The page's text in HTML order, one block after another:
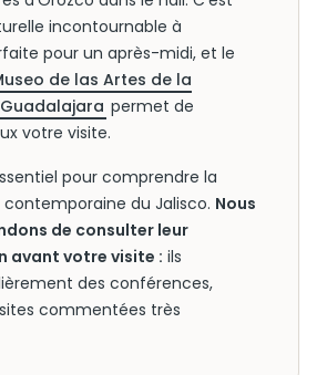
incontournable à
pour un après-midi, et le
de las Artes de la
permet de
votre visite.
pour comprendre la
du Jalisco. Nous
de consulter leur
avant votre visite : ils
des conférences,
commentées très